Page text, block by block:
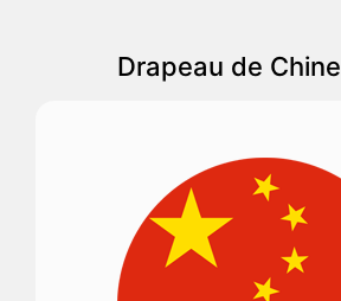
Drapeau de Chine